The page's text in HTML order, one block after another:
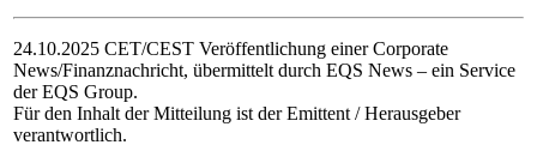
24.10.2025 CET/CEST Veröffentlichung einer Corporate
News/Finanznachricht, übermittelt durch EQS News – ein Service
der EQS Group.
Für den Inhalt der Mitteilung ist der Emittent / Herausgeber
verantwortlich.